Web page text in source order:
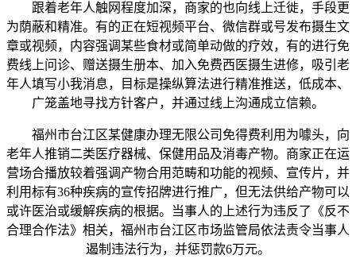
跟着老年人触网程度加深，商家的也向线上迁徙，手段更
为荫蔽和精准。有的正在短视频平台、微信群或号发布摄生文
章或视频，内容强调某些食材或简单动做的疗效，有的进行免
费线上问诊、赠送摄生册本、加入免费西医摄生进修，吸引老
年人填写小我消息，目标是操纵算法进行精准推送，低成本、
广笼盖地寻找方针客户，并通过线上沟通成立信赖。
福州市台江区某健康办理无限公司免得费利用为噱头，向
老年人推销二类医疗器械、保健用品及消毒产物。商家正在运
营场合播放较着强调产物合用范畴和功能的视频、宣传片，并
利用标有36种疾病的宣传招牌进行推广，但无法供给产物可以
或许医治或缓解疾病的根据。当事人的上述行为违反了《反不
合理合作法》相关，福州市台江区市场监管局依法责令当事人
遏制违法行为，并惩罚款6万元。